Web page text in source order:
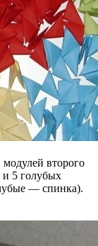
второго
5 голубых
— спинка).